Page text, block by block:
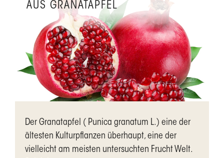
AUS GRANATAPFEL
Der Granatapfel ( Punica granatum L.) eine der
ältesten Kulturpflanzen überhaupt, eine der
vielleicht am meisten untersuchten Frucht Welt.